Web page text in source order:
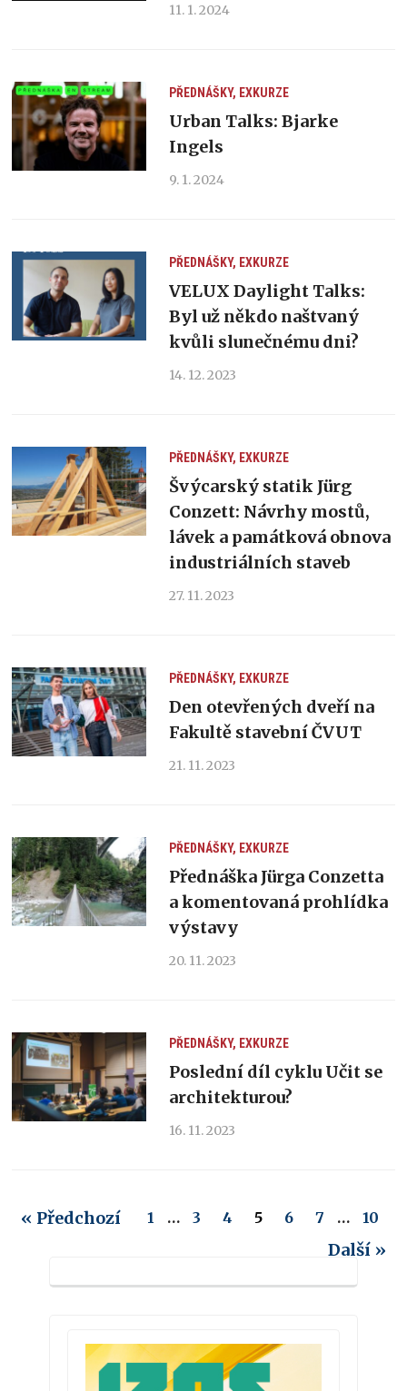
11. 1. 2024
PŘEDNÁŠKY, EXKURZE
Urban Talks: Bjarke
Ingels
9. 1. 2024
PŘEDNÁŠKY, EXKURZE
VELUX Daylight Talks:
Byl už někdo naštvaný
kvůli slunečnému dni?
14. 12. 2023
PŘEDNÁŠKY, EXKURZE
Švýcarský statik Jürg
Conzett: Návrhy mostů,
lávek a památková obnova
industriálních staveb
27. 11. 2023
PŘEDNÁŠKY, EXKURZE
Den otevřených dveří na
Fakultě stavební ČVUT
21. 11. 2023
PŘEDNÁŠKY, EXKURZE
Přednáška Jürga Conzetta
a komentovaná prohlídka
výstavy
20. 11. 2023
PŘEDNÁŠKY, EXKURZE
Poslední díl cyklu Učit se
architekturou?
16. 11. 2023
« Předchozí 1 … 3 4 5 6 7 … 10
Další »